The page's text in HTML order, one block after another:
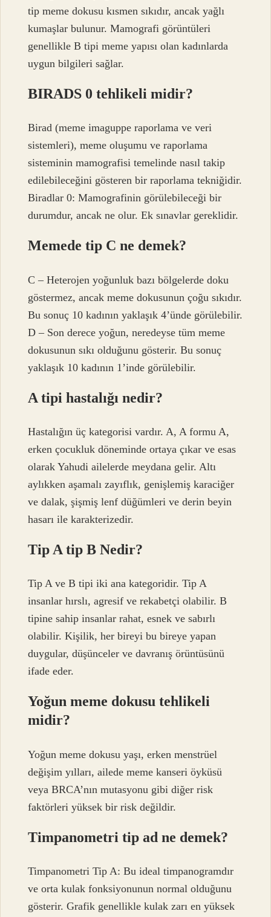
tip meme dokusu kısmen sıkıdır, ancak yağlı
kumaşlar bulunur. Mamografi görüntüleri
genellikle B tipi meme yapısı olan kadınlarda
uygun bilgileri sağlar.
BIRADS 0 tehlikeli midir?
Birad (meme imaguppe raporlama ve veri
sistemleri), meme oluşumu ve raporlama
sisteminin mamografisi temelinde nasıl takip
edilebileceğini gösteren bir raporlama tekniğidir.
Biradlar 0: Mamografinin görülebileceği bir
durumdur, ancak ne olur. Ek sınavlar gereklidir.
Memede tip C ne demek?
C – Heterojen yoğunluk bazı bölgelerde doku
göstermez, ancak meme dokusunun çoğu sıkıdır.
Bu sonuç 10 kadının yaklaşık 4’ünde görülebilir.
D – Son derece yoğun, neredeyse tüm meme
dokusunun sıkı olduğunu gösterir. Bu sonuç
yaklaşık 10 kadının 1’inde görülebilir.
A tipi hastalığı nedir?
Hastalığın üç kategorisi vardır. A, A formu A,
erken çocukluk döneminde ortaya çıkar ve esas
olarak Yahudi ailelerde meydana gelir. Altı
aylıkken aşamalı zayıflık, genişlemiş karaciğer
ve dalak, şişmiş lenf düğümleri ve derin beyin
hasarı ile karakterizedir.
Tip A tip B Nedir?
Tip A ve B tipi iki ana kategoridir. Tip A
insanlar hırslı, agresif ve rekabetçi olabilir. B
tipine sahip insanlar rahat, esnek ve sabırlı
olabilir. Kişilik, her bireyi bu bireye yapan
duygular, düşünceler ve davranış örüntüsünü
ifade eder.
Yoğun meme dokusu tehlikeli
midir?
Yoğun meme dokusu yaşı, erken menstrüel
değişim yılları, ailede meme kanseri öyküsü
veya BRCA’nın mutasyonu gibi diğer risk
faktörleri yüksek bir risk değildir.
Timpanometri tip ad ne demek?
Timpanometri Tip A: Bu ideal timpanogramdır
ve orta kulak fonksiyonunun normal olduğunu
gösterir. Grafik genellikle kulak zarı en yüksek